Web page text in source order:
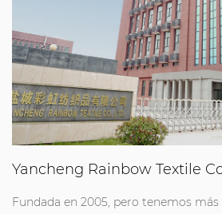
Yancheng Rainbow Textile
Fundada en 2005, pero tenemos más